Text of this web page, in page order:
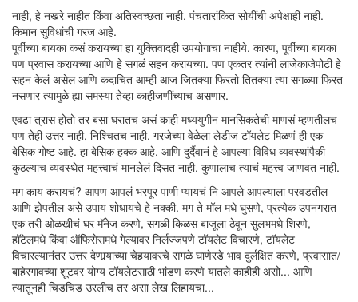
नाही, हे नखरे नाहीत किंवा अतिस्वच्छता नाही. पंचतारांकित सोयींची अपेक्षाही नाही.
किमान सुविधांची गरज आहे.
पूर्वीच्या बायका कसं करायच्या हा युक्तिवादही उपयोगाचा नाहीये. कारण, पूर्वीच्या बायका
पण प्रवास करायच्या आणि हे सगळं सहन करायच्या. पण एकतर त्यांनी लाजेकाजेपोटी हे
सहन केलं असेल आणि कदाचित आम्ही आज जितक्या फिरतो तितक्या त्या सगळ्या फिरत
नसणार त्यामुळे ह्या समस्या तेव्हा काहीजणींच्याच असणार.
एवढा त्रास होतो तर बसा घरातच असं काही मध्ययुगीन मानसिकतेची माणसं म्हणतीलच
पण तेही उत्तर नाही, निश्चितच नाही. गरजेच्या वेळेला लेडीज टॉयलेट मिळणं ही एक
बेसिक गोष्ट आहे. हा बेसिक हक्क आहे. आणि दुर्दैवानं हे आपल्या विविध व्यवस्थांपैकी
कुठल्याच व्यवस्थेत महत्त्वाचं मानलेलं दिसत नाही. कुणालाच त्याचं महत्त्व जाणवत नाही.
मग काय करायचं? आपण आपलं भरपूर पाणी प्यायचं नि आपले आपल्याला परवडतील
आणि झेपतील असे उपाय शोधायचे हे नक्की. मग ते मॉल मधे घुसणे, प्रत्येक उपनगरात
एक तरी ओळखीचं घर मॅनेज करणे, सगळी किळस बाजूला ठेवून सुलभमधे शिरणे,
हॉटेलमधे किंवा ऑफिसेसमधे गेल्यावर निर्लज्जपणे टॉयलेट विचारणे, टॉयलेट
विचारल्यानंतर उत्तर देणार्‍याच्या चेहर्‍यावरचे सगळे घाणेरडे भाव दुर्लक्षित करणे, प्रवासात/
बाहेरगावच्या शूटवर योग्य टॉयलेटसाठी भांडण करणे यातले काहीही असो... आणि
त्यातूनही चिडचिड उरलीच तर असा लेख लिहायचा...